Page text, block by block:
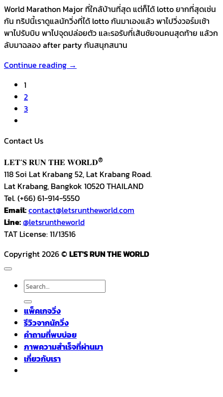
World Marathon Major ที่ใกล้บ้านที่สุด แต่ก็ได้ lotto ยากที่สุดเช่น
กัน ทริปนี้เราดูแลนักวิ่งที่ได้ lotto กันมาเองแล้ว พาไปวิ่งวอร์มเช้า
พาไปรับบิบ พาไปจุดปล่อยตัว และรอรับที่เส้นชัยจนคนสุดท้าย แล้วก
ลับมาฉลอง after party กันสนุกสนาน
Continue reading →
1
2
3
Contact Us
𝐋𝐄𝐓’𝐒 𝐑𝐔𝐍 𝐓𝐇𝐄 𝐖𝐎𝐑𝐋𝐃®
118 Soi Lat Krabang 52, Lat Krabang Road.
Lat Krabang, Bangkok 10520 THAILAND
Tel. (+66) 61-914-5550
Email:contact@letsruntheworld.com
Line:@letsruntheworld
TAT License: 11/13516
Copyright 2026 ©LET'S RUN THE WORLD
Search
for:
แพ็คเกจวิ่ง
รีวิวจากนักวิ่ง
คำถามที่พบบ่อย
ภาพความสำเร็จที่ผ่านมา
เกี่ยวกับเรา